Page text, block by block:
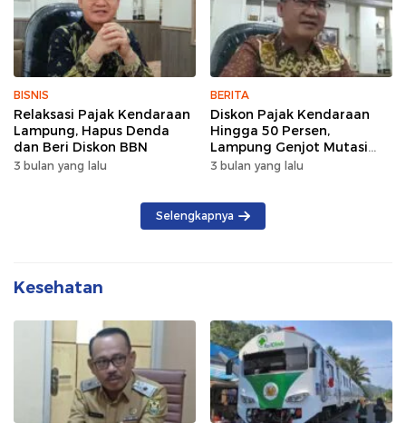
BISNIS
Relaksasi Pajak Kendaraan
Lampung, Hapus Denda
dan Beri Diskon BBN
3 bulan yang lalu
BERITA
Diskon Pajak Kendaraan
Hingga 50 Persen,
Lampung Genjot Mutasi
Kendaraan Luar Daerah
3 bulan yang lalu
Selengkapnya
Kesehatan